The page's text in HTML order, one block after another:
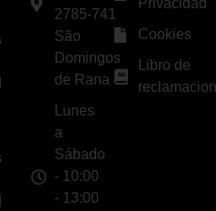
2785-741
São
Domingos
de Rana
Lunes
a
Sábado
- 10:00
- 13:00
Privacidad
Cookies
Libro de